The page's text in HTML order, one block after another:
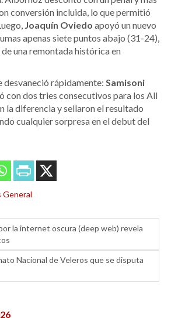
conversión incluida, lo que permitió
Joaquín Oviedo apoyó un nuevo
apenas siete puntos abajo (31-24),
una remontada histórica en
desvaneció rápidamente: Samisoni
con dos tries consecutivos para los All
la diferencia y sellaron el resultado
cualquier sorpresa en el debut del
la internet oscura (deep web) revela
Nacional de Veleros que se disputa